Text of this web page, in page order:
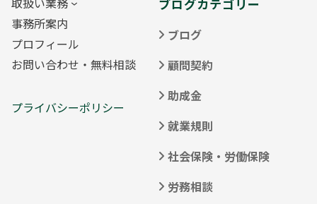
事務所案内
プロフィール
お問い合わせ・無料相談
プライバシーポリシー
ブログカテゴリー
ブログ
顧問契約
助成金
就業規則
社会保険・労働保険
労務相談